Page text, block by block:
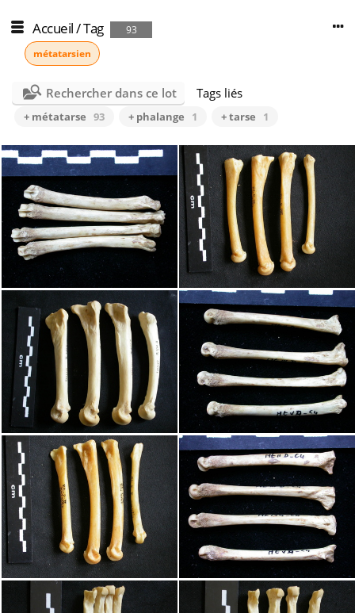
Accueil/Tag
93
métatarsien
Rechercher dans ce lot Tags liés
+ métatarse 93 + phalange 1 + tarse 1